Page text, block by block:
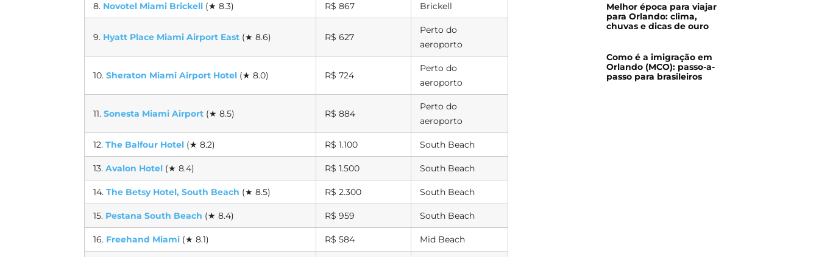
8. Novotel Miami Brickell (★ 8.3) R$ 867 Brickell
9. Hyatt Place Miami Airport East (★ 8.6) R$ 627
Perto do
aeroporto
10.Sheraton Miami Airport Hotel (★ 8.0) R$ 724
Perto do
aeroporto
11.Sonesta Miami Airport (★ 8.5) R$ 884
Perto do
aeroporto
12.The Balfour Hotel (★ 8.2) R$ 1.100 South Beach
13.Avalon Hotel (★ 8.4) R$ 1.500 South Beach
14.The Betsy Hotel, South Beach (★ 8.5) R$ 2.300 South Beach
15. Pestana South Beach (★ 8.4) R$ 959 South Beach
16. Freehand Miami (★ 8.1) R$ 584 Mid Beach
Melhor época para viajar
para Orlando: clima,
chuvas e dicas de ouro
Como é a imigração em
Orlando (MCO): passo-a-
passo para brasileiros